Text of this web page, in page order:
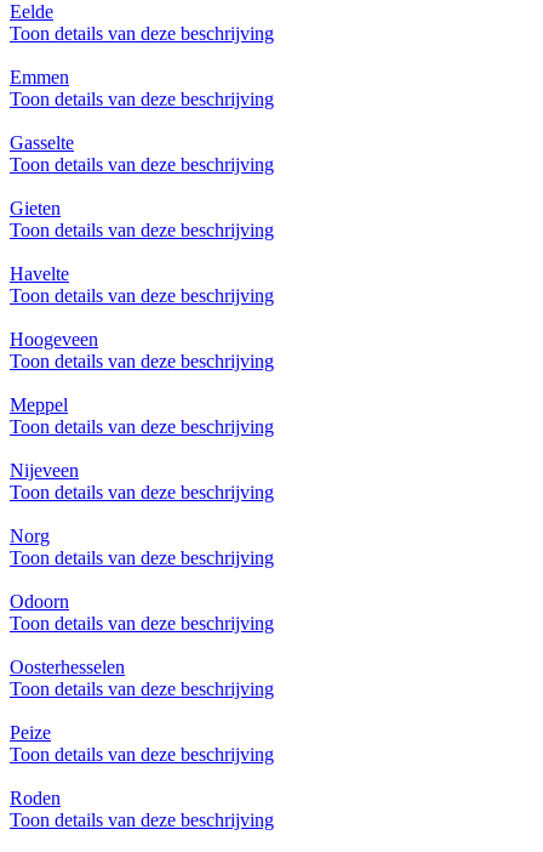
Eelde
Toon details van deze beschrijving
Emmen
Toon details van deze beschrijving
Gasselte
Toon details van deze beschrijving
Gieten
Toon details van deze beschrijving
Havelte
Toon details van deze beschrijving
Hoogeveen
Toon details van deze beschrijving
Meppel
Toon details van deze beschrijving
Nijeveen
Toon details van deze beschrijving
Norg
Toon details van deze beschrijving
Odoorn
Toon details van deze beschrijving
Oosterhesselen
Toon details van deze beschrijving
Peize
Toon details van deze beschrijving
Roden
Toon details van deze beschrijving